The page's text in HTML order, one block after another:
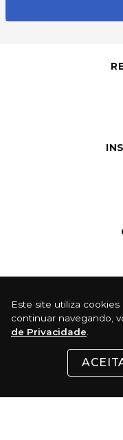
Este site utiliza
continuar navegando,
de Privacidade